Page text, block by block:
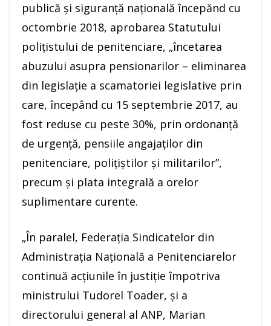
publică şi siguranţă naţională începănd cu
octombrie 2018, aprobarea Statutului
poliţistului de penitenciare, „încetarea
abuzului asupra pensionarilor – eliminarea
din legislaţie a scamatoriei legislative prin
care, începând cu 15 septembrie 2017, au
fost reduse cu peste 30%, prin ordonanţă
de urgenţă, pensiile angajaţilor din
penitenciare, poliţiştilor şi militarilor”,
precum şi plata integrală a orelor
suplimentare curente.
„În paralel, Federaţia Sindicatelor din
Administraţia Naţională a Penitenciarelor
continuă acţiunile în justiţie împotriva
ministrului Tudorel Toader, şi a
directorului general al ANP, Marian